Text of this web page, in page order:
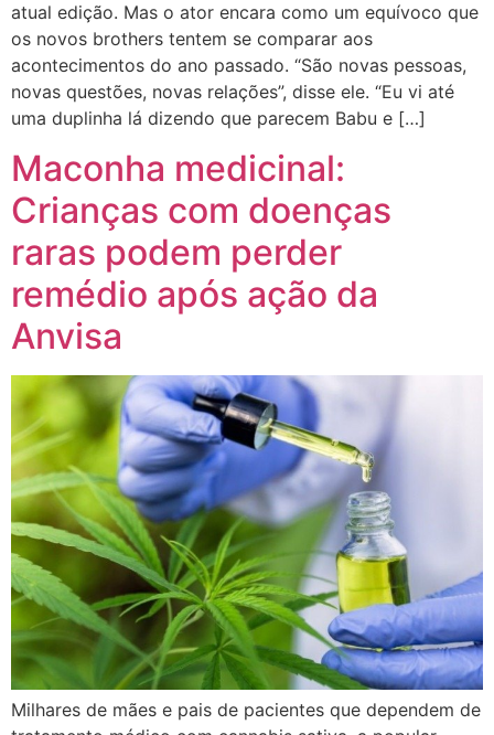
atual edição. Mas o ator encara como um equívoco que
os novos brothers tentem se comparar aos
acontecimentos do ano passado. “São novas pessoas,
novas questões, novas relações”, disse ele. “Eu vi até
uma duplinha lá dizendo que parecem Babu e […]
Maconha medicinal:
Crianças com doenças
raras podem perder
remédio após ação da
Anvisa
Milhares de mães e pais de pacientes que dependem de